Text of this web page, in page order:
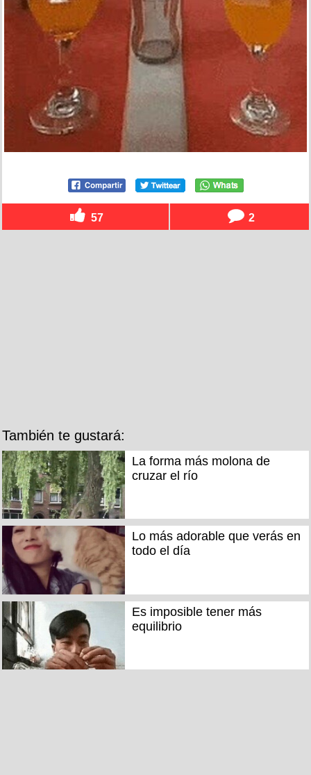
57 2
También te gustará:
La forma más molona de
cruzar el río
Lo más adorable que verás en
todo el día
Es imposible tener más
equilibrio